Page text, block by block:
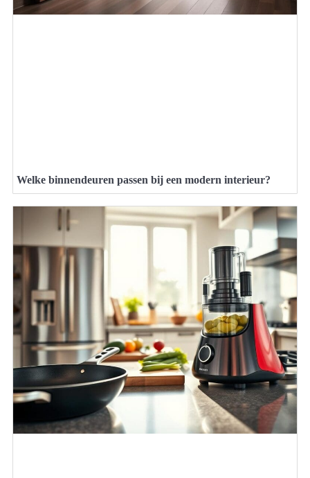
Welke binnendeuren passen bij een modern interieur?